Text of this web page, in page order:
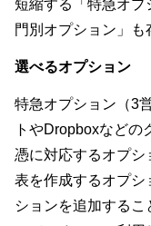
短縮する「特急オプ
門別オプション」も
選べるオプション
特急オプション（3
トやDropboxなど
憑に対応するオプ
表を作成するオプシ
ションを追加する